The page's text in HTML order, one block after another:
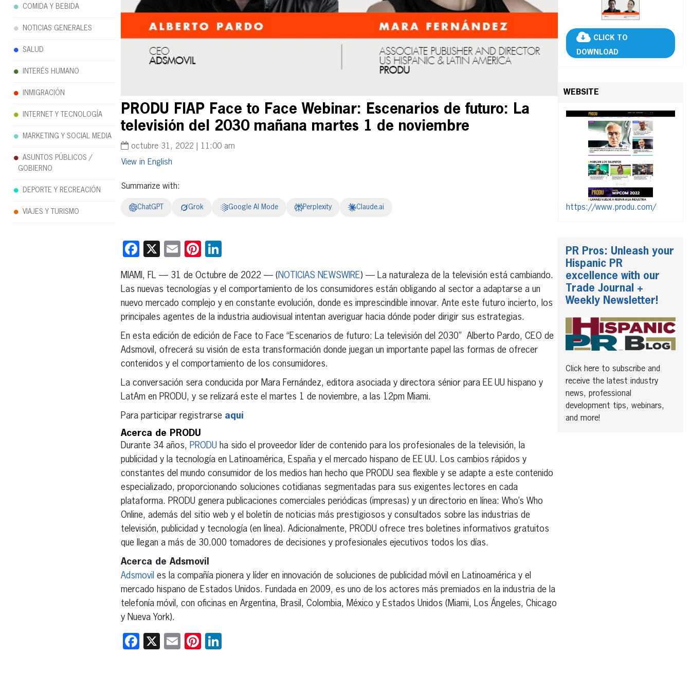
PRODU FIAP Face to Face Webinar: Escenarios de futuro: La
televisión del 2030 mañana martes 1 de noviembre
octubre 31, 2022 | 11:00 am
English
Summarize with:
ChatGPT Grok Google AI Mode Perplexity Claude.ai
Facebook
X EmailPinterest
MIAMI, FL — 31 de Octubre de 2022 — (NOTICIAS NEWSWIRE) — La naturaleza de la televisión está cambiando.
Las nuevas tecnologías y el comportamiento de los consumidores están obligando al sector a adaptarse a un
nuevo mercado complejo y en constante evolución, donde es imprescindible innovar. Ante este futuro incierto, los
principales agentes de la industria audiovisual intentan averiguar hacia dónde poder dirigir sus estrategias.
En esta edición de edición de Face to Face “Escenarios de futuro: La televisión del 2030” Alberto Pardo, CEO de
Adsmovil, ofrecerá su visión de esta transformación donde juegan un importante papel las formas de ofrecer
contenidos y el comportamiento de los consumidores.
La conversación sera conducida por Mara Fernández, editora asociada y directora sénior para EE UU hispano y
LatAm en PRODU, y se relizará este el martes 1 de noviembre, a las 12pm Miami.
Para participar registrarse aquí
Acerca de PRODU
Durante 34 años, PRODUha sido el proveedor líder de contenido para los profesionales de la televisión, la
publicidad y la tecnología en Latinoamérica, España y el mercado hispano de EE UU. Los cambios rápidos y
constantes del mundo consumidor de los medios han hecho que PRODU sea flexible y se adapte a este contenido
especializado, proporcionando soluciones cotidianas segmentadas para sus exigentes lectores en cada
plataforma. PRODU genera publicaciones comerciales periódicas (impresas) y un directorio en línea: Who’s Who
Online, además del sitio web y el boletín de noticias más prestigiosos y consultados sobre las industrias de
televisión, publicidad y tecnología (en línea). Adicionalmente, PRODU ofrece tres boletines informativos gratuitos
que llegan a más de 30.000 tomadores de decisiones y profesionales ejecutivos todos los días.
Acerca de Adsmovil
Adsmovil es la compañía pionera y líder en innovación de soluciones de publicidad móvil en Latinoamérica y el
mercado hispano de Estados Unidos. Fundada en 2009, es uno de los actores más premiados en la industria de la
telefonía móvil, con oficinas en Argentina, Brasil, Colombia, México y Estados Unidos (Miami, Los Ángeles, Chicago
y Nueva York).
Facebook
X EmailPinterest
CLICK TO
DOWNLOAD
WEBSITE
https://www.produ.com/
PR Pros: Unleash your
Hispanic PR
excellence with our
Trade Journal +
Weekly Newsletter!
Click here to subscribe and
receive the latest industry
news, professional
development tips, webinars,
and more!
COMIDA Y BEBIDA
NOTICIAS GENERALES
SALUD
INTERÉS HUMANO
INMIGRACIÓN
INTERNET Y TECNOLOGÍA
MARKETING Y SOCIAL MEDIA
ASUNTOS PÚBLICOS /
GOBIERNO
DEPORTE Y RECREACIÓN
VIAJES Y TURISMO